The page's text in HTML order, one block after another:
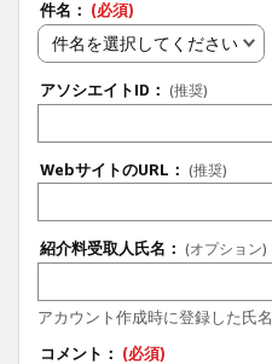
件名： (必須)
件名を選択してください
アソシエイトID： (推奨)
WebサイトのURL： (推奨)
紹介料受取人氏名： (オプション)
アカウント作成時に登録した氏名
コメント： (必須)